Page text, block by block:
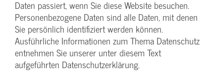
Daten passiert, wenn Sie diese Website besuchen.
Personenbezogene Daten sind alle Daten, mit denen
Sie persönlich identifiziert werden können.
Ausführliche Informationen zum Thema Datenschutz
entnehmen Sie unserer unter diesem Text
aufgeführten Datenschutzerklärung.